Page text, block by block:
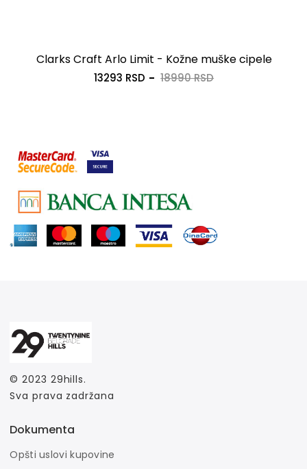
Clarks Craft Arlo Limit - Kožne muške cipele
13293 RSD 18990 RSD
© 2023 29hills.
Sva prava zadržana
Dokumenta
Opšti uslovi kupovine